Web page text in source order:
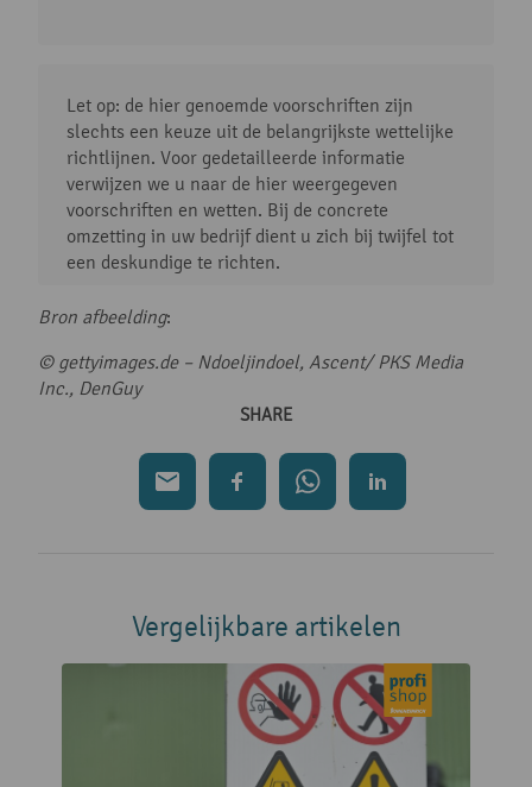
Let op: de hier genoemde voorschriften zijn
slechts een keuze uit de belangrijkste wettelijke
richtlijnen. Voor gedetailleerde informatie
verwijzen we u naar de hier weergegeven
voorschriften en wetten. Bij de concrete
omzetting in uw bedrijf dient u zich bij twijfel tot
een deskundige te richten.
Bron afbeelding:
© gettyimages.de – Ndoeljindoel, Ascent/ PKS Media
Inc., DenGuy
SHARE
Vergelijkbare artikelen